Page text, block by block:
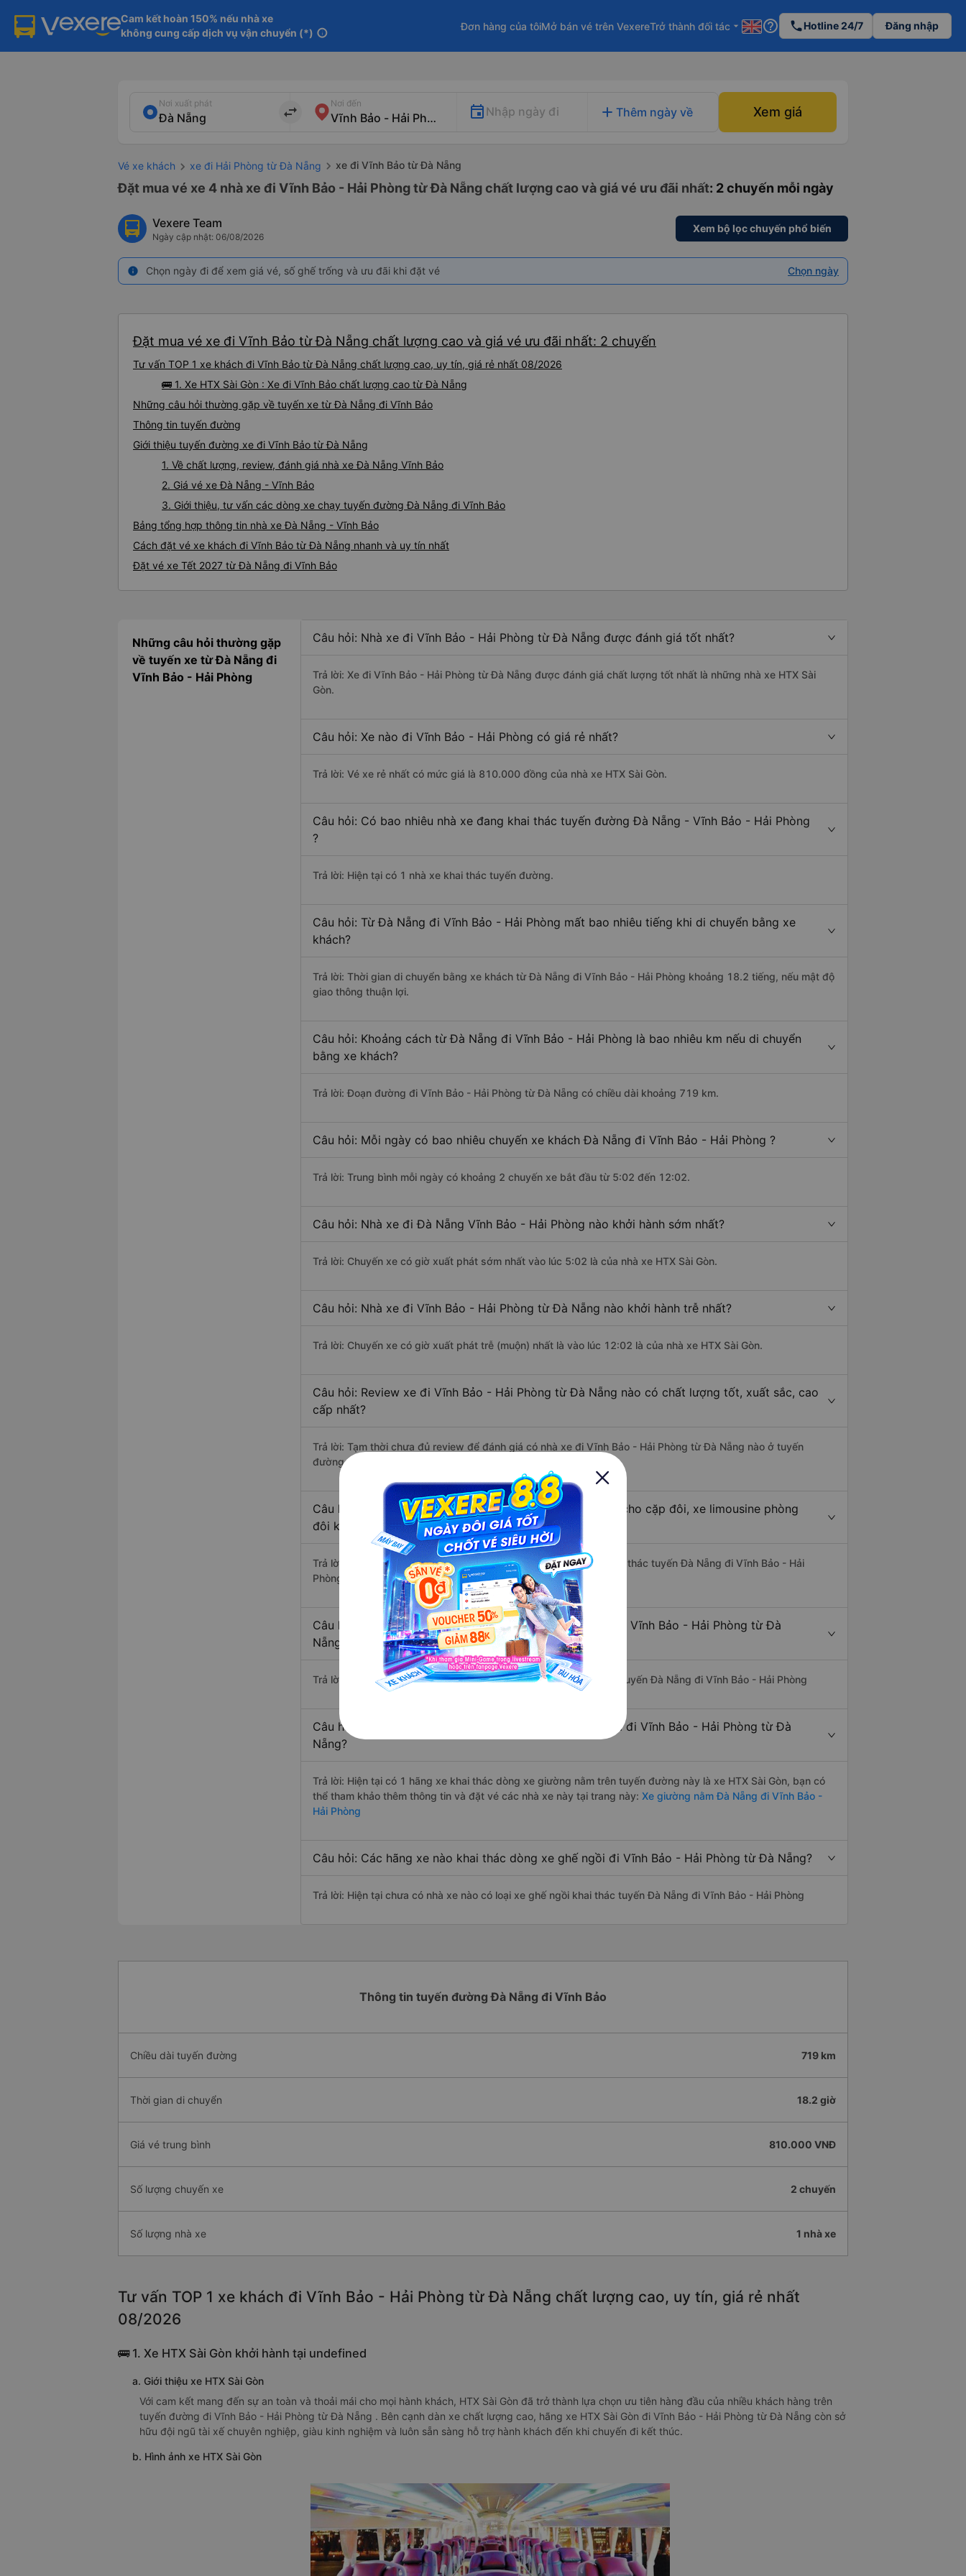
Cam kết hoàn 150% nếu nhà xe
không cung cấp dịch vụ vận chuyển (*) info
Đơn hàng của tôiMở bán vé trên VexereTrở thành đối tác arrow_drop_down help_outline phoneHotline 24/7 Đăng nhập
Nơi xuất phát
import_export
Nơi đến
Nhập ngày đi add Thêm ngày về Xem giá
Vé xe khách xe đi Hải Phòng từ Đà Nẵng xe đi Vĩnh Bảo từ Đà Nẵng
Đặt mua vé xe 4 nhà xe đi Vĩnh Bảo - Hải Phòng từ Đà Nẵng chất lượng cao và giá vé ưu đãi nhất: 2 chuyến mỗi ngày
Vexere Team
Ngày cập nhật: 06/08/2026
Xem bộ lọc chuyến phổ biến
info Chọn ngày đi để xem giá vé, số ghế trống và ưu đãi khi đặt vé Chọn ngày
Đặt mua vé xe đi Vĩnh Bảo từ Đà Nẵng chất lượng cao và giá vé ưu đãi nhất: 2 chuyến
Tư vấn TOP 1 xe khách đi Vĩnh Bảo từ Đà Nẵng chất lượng cao, uy tín, giá rẻ nhất 08/2026
🚌 1. Xe HTX Sài Gòn : Xe đi Vĩnh Bảo chất lượng cao từ Đà Nẵng
Những câu hỏi thường gặp về tuyến xe từ Đà Nẵng đi Vĩnh Bảo
Thông tin tuyến đường
Giới thiệu tuyến đường xe đi Vĩnh Bảo từ Đà Nẵng
1. Về chất lượng, review, đánh giá nhà xe Đà Nẵng Vĩnh Bảo
2. Giá vé xe Đà Nẵng - Vĩnh Bảo
3. Giới thiệu, tư vấn các dòng xe chạy tuyến đường Đà Nẵng đi Vĩnh Bảo
Bảng tổng hợp thông tin nhà xe Đà Nẵng - Vĩnh Bảo
Cách đặt vé xe khách đi Vĩnh Bảo từ Đà Nẵng nhanh và uy tín nhất
Đặt vé xe Tết 2027 từ Đà Nẵng đi Vĩnh Bảo
Những câu hỏi thường gặp
về tuyến xe từ Đà Nẵng đi
Vĩnh Bảo - Hải Phòng
Câu hỏi: Nhà xe đi Vĩnh Bảo - Hải Phòng từ Đà Nẵng được đánh giá tốt nhất?
Trả lời: Xe đi Vĩnh Bảo - Hải Phòng từ Đà Nẵng được đánh giá chất lượng tốt nhất là những nhà xe HTX Sài
Gòn.
Câu hỏi: Xe nào đi Vĩnh Bảo - Hải Phòng có giá rẻ nhất?
Trả lời: Vé xe rẻ nhất có mức giá là 810.000 đồng của nhà xe HTX Sài Gòn.
Câu hỏi: Có bao nhiêu nhà xe đang khai thác tuyến đường Đà Nẵng - Vĩnh Bảo - Hải Phòng
?
Trả lời: Hiện tại có 1 nhà xe khai thác tuyến đường.
Câu hỏi: Từ Đà Nẵng đi Vĩnh Bảo - Hải Phòng mất bao nhiêu tiếng khi di chuyển bằng xe
khách?
Trả lời: Thời gian di chuyển bằng xe khách từ Đà Nẵng đi Vĩnh Bảo - Hải Phòng khoảng 18.2 tiếng, nếu mật độ
giao thông thuận lợi.
Câu hỏi: Khoảng cách từ Đà Nẵng đi Vĩnh Bảo - Hải Phòng là bao nhiêu km nếu di chuyển
bằng xe khách?
Trả lời: Đoạn đường đi Vĩnh Bảo - Hải Phòng từ Đà Nẵng có chiều dài khoảng 719 km.
Câu hỏi: Mỗi ngày có bao nhiêu chuyến xe khách Đà Nẵng đi Vĩnh Bảo - Hải Phòng ?
Trả lời: Trung bình mỗi ngày có khoảng 2 chuyến xe bắt đầu từ 5:02 đến 12:02.
Câu hỏi: Nhà xe đi Đà Nẵng Vĩnh Bảo - Hải Phòng nào khởi hành sớm nhất?
Trả lời: Chuyến xe có giờ xuất phát sớm nhất vào lúc 5:02 là của nhà xe HTX Sài Gòn.
Câu hỏi: Nhà xe đi Vĩnh Bảo - Hải Phòng từ Đà Nẵng nào khởi hành trễ nhất?
Trả lời: Chuyến xe có giờ xuất phát trễ (muộn) nhất là vào lúc 12:02 là của nhà xe HTX Sài Gòn.
Câu hỏi: Review xe đi Vĩnh Bảo - Hải Phòng từ Đà Nẵng nào có chất lượng tốt, xuất sắc, cao
cấp nhất?
Trả lời: Tạm thời chưa đủ review để đánh giá có nhà xe đi Vĩnh Bảo - Hải Phòng từ Đà Nẵng nào ở tuyến
đường này có chất lượng xuất sắc.
Câu hỏi: Có loại xe Đà Nẵng Vĩnh Bảo - Hải Phòng dành cho cặp đôi, xe limousine phòng
đôi không?
Trả lời: Hiện tại chưa có nhà xe nào có loại xe giường nằm đôi khai thác tuyến Đà Nẵng đi Vĩnh Bảo - Hải
Phòng.
Câu hỏi: Các hãng xe nào khai thác dòng xe Limousine đi Vĩnh Bảo - Hải Phòng từ Đà
Nẵng?
Trả lời: Hiện tại chưa có nhà xe nào có loại xe limousine khai thác tuyến Đà Nẵng đi Vĩnh Bảo - Hải Phòng
Câu hỏi: Các hãng xe nào khai thác dòng xe giường nằm đi Vĩnh Bảo - Hải Phòng từ Đà
Nẵng?
Trả lời: Hiện tại có 1 hãng xe khai thác dòng xe giường nằm trên tuyến đường này là xe HTX Sài Gòn, bạn có
thể tham khảo thêm thông tin và đặt vé các nhà xe này tại trang này: Xe giường nằm Đà Nẵng đi Vĩnh Bảo -
Hải Phòng
Câu hỏi: Các hãng xe nào khai thác dòng xe ghế ngồi đi Vĩnh Bảo - Hải Phòng từ Đà Nẵng?
Trả lời: Hiện tại chưa có nhà xe nào có loại xe ghế ngồi khai thác tuyến Đà Nẵng đi Vĩnh Bảo - Hải Phòng
Thông tin tuyến đường Đà Nẵng đi Vĩnh Bảo
Chiều dài tuyến đường 719 km
Thời gian di chuyển 18.2 giờ
Giá vé trung bình 810.000 VNĐ
Số lượng chuyến xe 2 chuyến
Số lượng nhà xe 1 nhà xe
Tư vấn TOP 1 xe khách đi Vĩnh Bảo - Hải Phòng từ Đà Nẵng chất lượng cao, uy tín, giá rẻ nhất
08/2026
🚌 1. Xe HTX Sài Gòn khởi hành tại undefined
a. Giới thiệu xe HTX Sài Gòn
Với cam kết mang đến sự an toàn và thoải mái cho mọi hành khách, HTX Sài Gòn đã trở thành lựa chọn ưu tiên hàng đầu của nhiều khách hàng trên
tuyến đường đi Vĩnh Bảo - Hải Phòng từ Đà Nẵng . Bên cạnh dàn xe chất lượng cao, hãng xe HTX Sài Gòn đi Vĩnh Bảo - Hải Phòng từ Đà Nẵng còn sở
hữu đội ngũ tài xế chuyên nghiệp, giàu kinh nghiệm và luôn sẵn sàng hỗ trợ hành khách đến khi chuyến đi kết thúc.
b. Hình ảnh xe HTX Sài Gòn